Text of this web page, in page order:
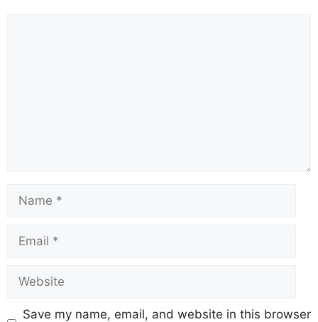
Save my name, email, and website in this browser